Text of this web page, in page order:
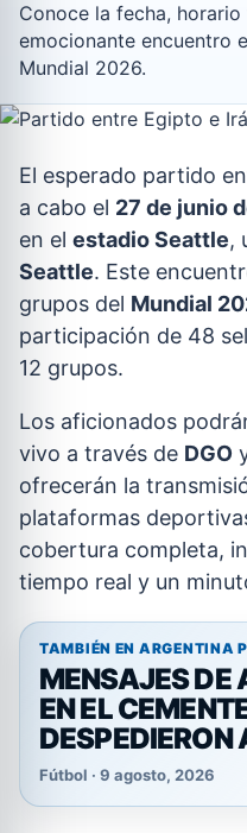
Conoce la fecha,
emocionante encuentro
Mundial 2026.
El esperado partido
a cabo el 27 de junio
en el estadio Seattle,
Seattle. Este
grupos del Mundial
participación de 48
12 grupos.
Los aficionados
vivo a través de DGO
ofrecerán la
plataformas
cobertura completa,
tiempo real y un
TAMBIÉN EN ARGENTINA
MENSAJES DE
EN EL
DESPEDIERON
Fútbol · 9 agosto, 2026